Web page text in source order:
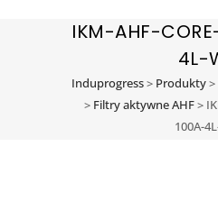
IKM-AHF-
4L-
Induprogress> Produkty>
> Filtry aktywne AHF>
100A-